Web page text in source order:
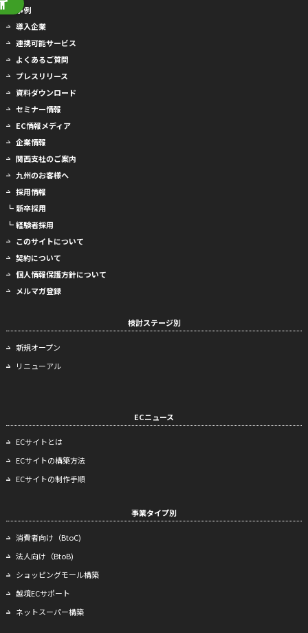
事例
導入企業
連携可能サービス
よくあるご質問
プレスリリース
資料ダウンロード
セミナー情報
EC情報メディア
企業情報
関西支社のご案内
九州のお客様へ
採用情報
┗ 新卒採用
┗ 経験者採用
このサイトについて
契約について
個人情報保護方針について
メルマガ登録
検討ステージ別
新規オープン
リニューアル
ECニュース
ECサイトとは
ECサイトの構築方法
ECサイトの制作手順
事業タイプ別
消費者向け（BtoC)
法人向け（BtoB)
ショッピングモール構築
越境ECサポート
ネットスーパー構築